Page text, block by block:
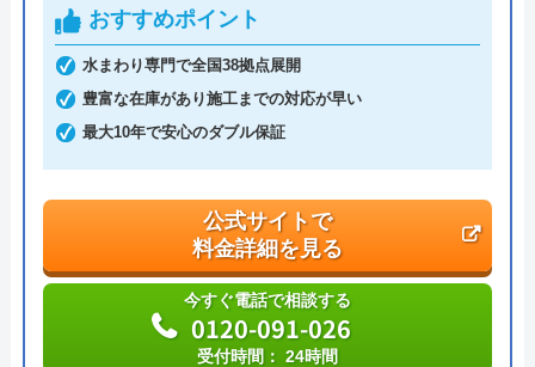
本社所在地
〒860-0066
埼玉県三郷市早稲田4-24-4
おすすめポイント
水まわり専門で全国38拠点展開
豊富な在庫があり施工までの対応が早い
最大10年で安心のダブル保証
公式サイトで
料金詳細を見る
今すぐ電話で相談する
0120-091-026
受付時間： 24時間